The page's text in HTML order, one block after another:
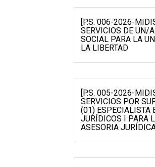
[P.S. 006-2026-
SERVICIOS DE UN/
SOCIAL PARA LA
LA LIBERTAD
[P.S. 005-2026-
SERVICIOS POR
(01) ESPECIALISTA
JURÍDICOS I PARA
ASESORIA